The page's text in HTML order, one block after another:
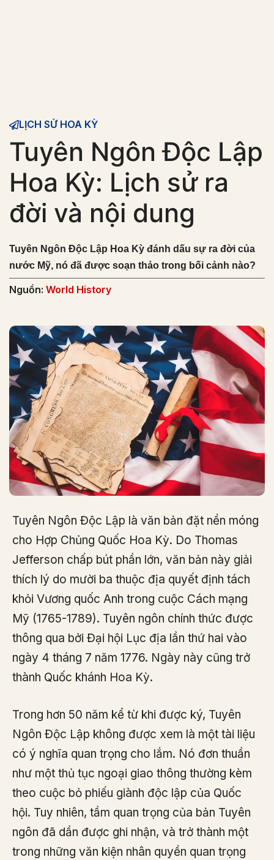
LỊCH SỬ HOA KỲ
Tuyên Ngôn Độc Lập
Hoa Kỳ: Lịch sử ra
đời và nội dung
Tuyên Ngôn Độc Lập Hoa Kỳ đánh dấu sự ra đời của
nước Mỹ, nó đã được soạn thảo trong bối cảnh nào?
Nguồn: World History
Tuyên Ngôn Độc Lập là văn bản đặt nền móng
cho Hợp Chủng Quốc Hoa Kỳ. Do Thomas
Jefferson chấp bút phần lớn, văn bản này giải
thích lý do mười ba thuộc địa quyết định tách
khỏi Vương quốc Anh trong cuộc Cách mạng
Mỹ (1765-1789). Tuyên ngôn chính thức được
thông qua bởi Đại hội Lục địa lần thứ hai vào
ngày 4 tháng 7 năm 1776. Ngày này cũng trở
thành Quốc khánh Hoa Kỳ.
Trong hơn 50 năm kể từ khi được ký, Tuyên
Ngôn Độc Lập không được xem là một tài liệu
có ý nghĩa quan trọng cho lắm. Nó đơn thuần
như một thủ tục ngoại giao thông thường kèm
theo cuộc bỏ phiếu giành độc lập của Quốc
hội. Tuy nhiên, tầm quan trọng của bản Tuyên
ngôn đã dần được ghi nhận, và trở thành một
trong những văn kiện nhân quyền quan trọng